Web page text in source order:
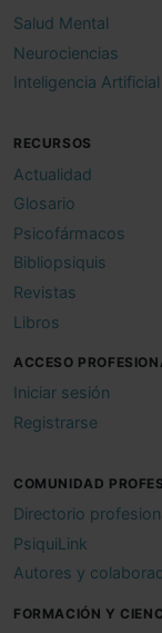
Salud Mental
Neurociencias
Inteligencia Artificial
RECURSOS
Actualidad
Glosario
Psicofármacos
Bibliopsiquis
Revistas
Libros
ACCESO
Iniciar sesión
Registrarse
COMUNIDAD
Directorio
PsiquiLink
Autores y
FORMACIÓN Y